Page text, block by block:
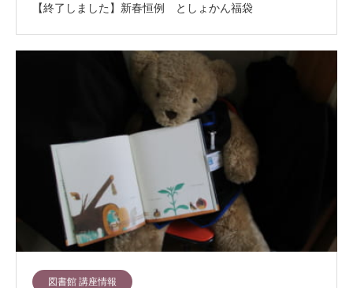
【終了しました】新春恒例 としょかん福袋
図書館 講座情報